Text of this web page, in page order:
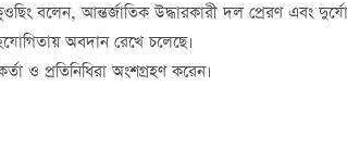
বলেন, আন্তর্জাতিক উদ্ধারকারী দল প্রেরণ এবং
অবদান রেখে চলেছে।
ও প্রতিনিধিরা অংশগ্রহণ করেন।